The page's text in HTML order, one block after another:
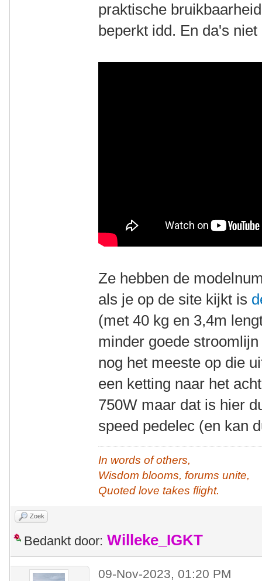
praktische
beperkt idd. En da's
Ze hebben de
als je op de site kijkt is
(met 40 kg en 3,4m
minder goede
nog het meeste op die
een ketting naar het
750W maar dat is hier
speed pedelec (en kan
In words of others,
Wisdom blooms, forums unite,
Quoted love takes flight.
Zoek
Bedankt door: Willeke_IGKT
09-Nov-2023, 01:20 PM